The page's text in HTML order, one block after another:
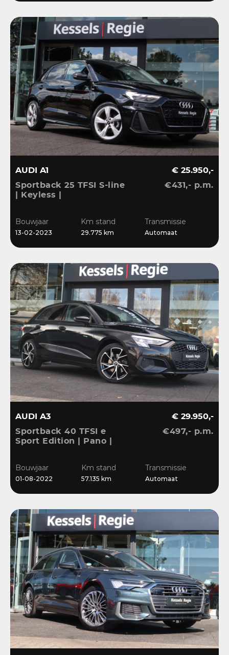
AUDI A1
Sportback 25 TFSI S-line
| Keyless |
| Navi
€ 25.950,-
€431,- p.m.
Bouwjaar
13-02-2023
Km stand
29.775 km
Transmissie
Automaat
AUDI A3
Sportback 40 TFSI e
Sport Edition | Pano |
Stoelverwarming
€ 29.950,-
€497,- p.m.
Bouwjaar
01-08-2022
Km stand
57.135 km
Transmissie
Automaat